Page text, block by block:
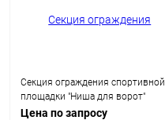
Секция ограждения спортивной
площадки "Ниша для ворот"
Цена по запросу